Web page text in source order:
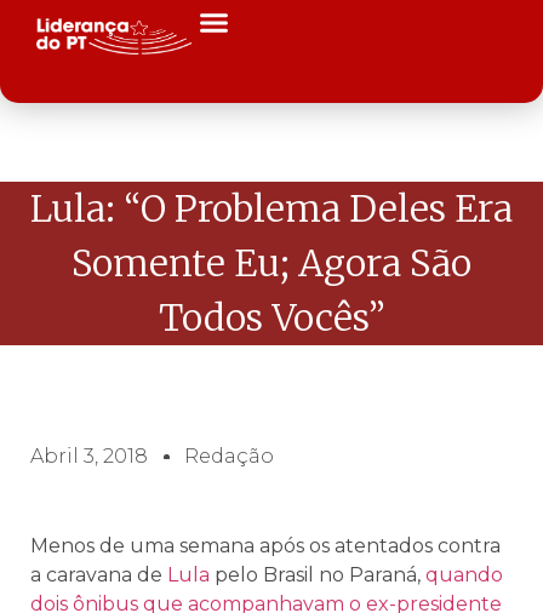
Lula: “O Problema Deles Era
Somente Eu; Agora São
Todos Vocês”
Abril 3, 2018 Redação
Menos de uma semana após os atentados contra
a caravana de Lula pelo Brasil no Paraná, quando
dois ônibus que acompanhavam o ex-presidente